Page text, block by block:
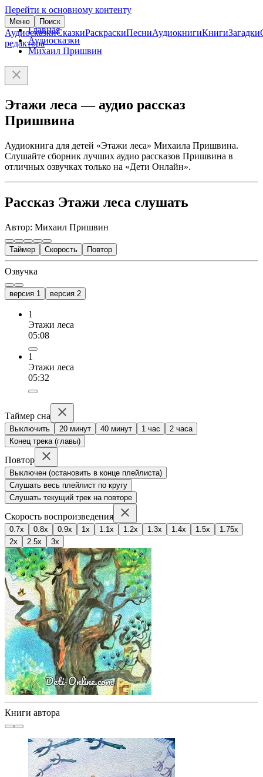
Перейти к основному контенту
Меню Поиск
АудиосказкиСказкиРаскраскиПесниАудиокнигиКнигиЗагадки
редактора
Главная
Аудиосказки
Михаил Пришвин
Этажи леса — аудио рассказ
Пришвина
Аудиокнига для детей «Этажи леса» Михаила Пришвина.
Слушайте сборник лучших аудио рассказов Пришвина в
отличных озвучках только на «Дети Онлайн».
Рассказ Этажи леса слушать
Автор: Михаил Пришвин
Таймер Скорость Повтор
Озвучка
версия 1 версия 2
1
Этажи леса
05:08
1
Этажи леса
05:32
Таймер сна
Выключить 20 минут 40 минут 1 час
2 часа
Конец трека (главы)
Повтор
Выключен (остановить в конце плейлиста)
Слушать весь плейлист по кругу
Слушать текущий трек на повторе
Скорость воспроизведения
0.7x 0.8x 0.9x 1x 1.1x 1.2x 1.3x 1.4x 1.5x
1.75x
2x
2.5x 3x
Книги автора